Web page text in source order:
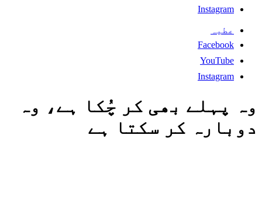
Instagram
عطیہ
Facebook
YouTube
Instagram
وہ پہلے بھی کر چُکا ہے، وہ
دوبارہ کر سکتا ہے